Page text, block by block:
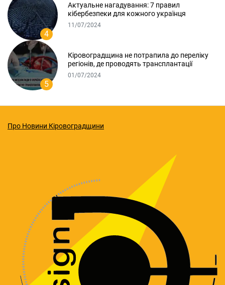
4
Актуальне нагадування: 7 правил
кібербезпеки для кожного українця
11/07/2024
5
Кіровоградщина не потрапила до переліку
регіонів, де проводять трансплантації
01/07/2024
Про Новини Кіровоградщини